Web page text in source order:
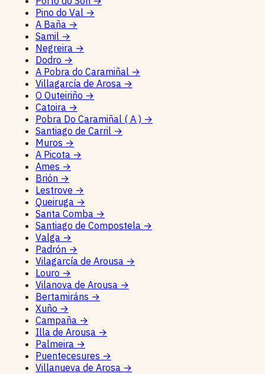
Pino do Val →
A Baña →
Samil →
Negreira →
Dodro →
A Pobra do Caramiñal →
Villagarcía de Arosa →
O Outeiriño →
Catoira →
Pobra Do Caramiñal ( A ) →
Santiago de Carril →
Muros →
A Picota →
Ames →
Brión →
Lestrove →
Queiruga →
Santa Comba →
Santiago de Compostela →
Valga →
Padrón →
Vilagarcía de Arousa →
Louro →
Vilanova de Arousa →
Bertamiráns →
Xuño →
Campaña →
Illa de Arousa →
Palmeira →
Puentecesures →
Villanueva de Arosa →